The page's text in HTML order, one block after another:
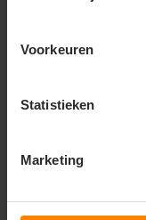
Voorkeuren
Statistieken
Marketing